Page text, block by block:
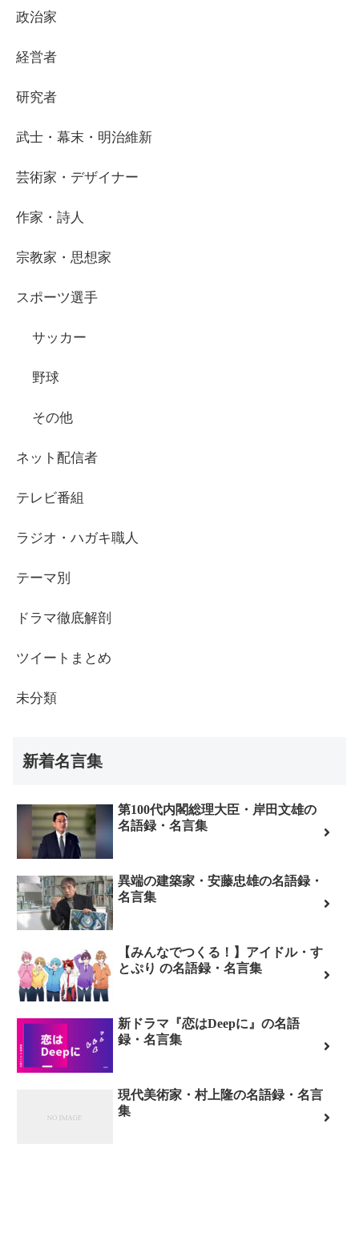
政治家
経営者
研究者
武士・幕末・明治維新
芸術家・デザイナー
作家・詩人
宗教家・思想家
スポーツ選手
サッカー
野球
その他
ネット配信者
テレビ番組
ラジオ・ハガキ職人
テーマ別
ドラマ徹底解剖
ツイートまとめ
未分類
新着名言集
第100代内閣総理大臣・岸田文雄の
名語録・名言集
異端の建築家・安藤忠雄の名語録・
名言集
【みんなでつくる！】アイドル・す
とぷり の名語録・名言集
新ドラマ『恋はDeepに』の名語
録・名言集
現代美術家・村上隆の名語録・名言
集